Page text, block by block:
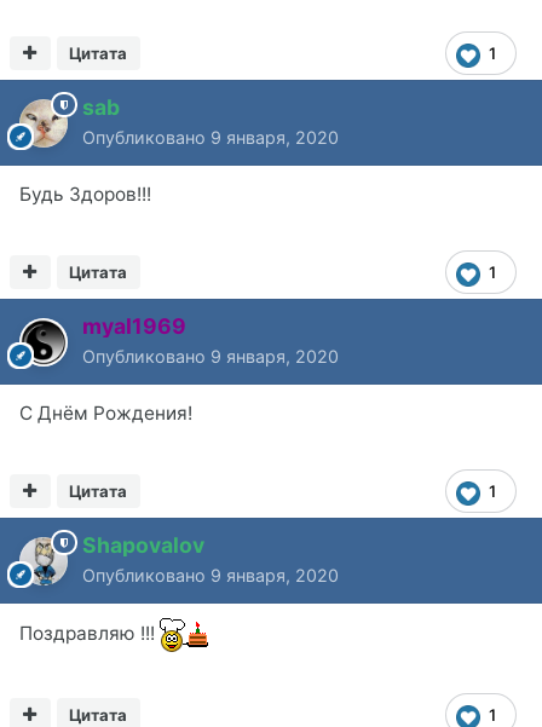
1
Цитата
sab
Опубликовано 9 января, 2020
Будь Здоров!!!
1
Цитата
myal1969
Опубликовано 9 января, 2020
С Днём Рождения!
1
Цитата
Shapovalov
Опубликовано 9 января, 2020
Поздравляю !!!
1
Цитата